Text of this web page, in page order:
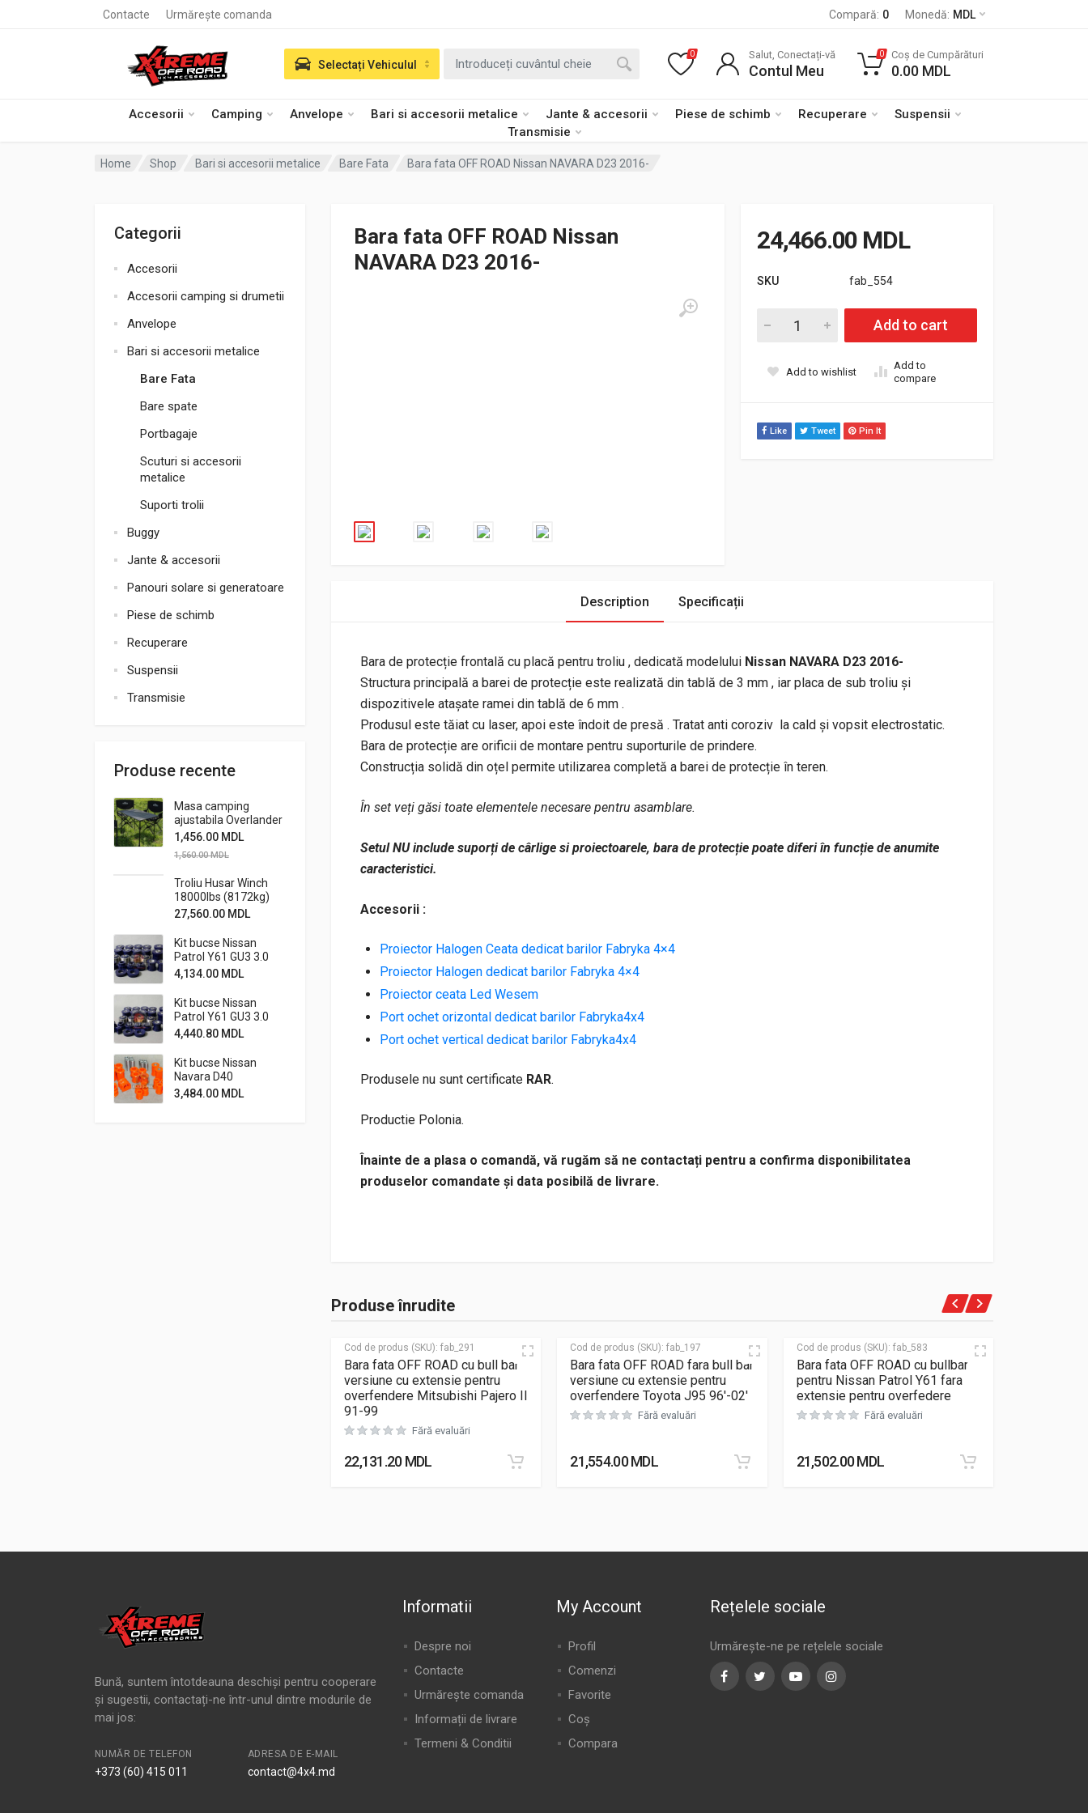
Contacte Urmărește comanda Compară: 0 Monedă: MDL
Accesorii Camping Anvelope Bari si accesorii metalice Jante & accesorii Piese de schimb Recuperare
Suspensii
Transmisie
Selectați Vehiculul
0 Salut, Conectați-vă
Contul Meu
0 Coș de Cumpărături
0.00 MDL
Home Shop Bari si accesorii metalice Bare Fata Bara fata OFF ROAD Nissan NAVARA D23 2016-
Categorii
Accesorii
Accesorii camping si drumetii
Anvelope
Bari si accesorii metalice
Bare Fata
Bare spate
Portbagaje
Scuturi si accesorii
metalice
Suporti trolii
Buggy
Jante & accesorii
Panouri solare si generatoare
Piese de schimb
Recuperare
Suspensii
Transmisie
Produse recente
Masa camping
ajustabila Overlander
1,456.00 MDL
1,560.00MDL
Troliu Husar Winch
18000lbs (8172kg)
24V
27,560.00 MDL
Kit bucse Nissan
Patrol Y61 GU3 3.0
standard cu bucse
road
4,134.00 MDL
Kit bucse Nissan
Patrol Y61 GU3 3.0
standard cu bucse
metalice+stabiliz.
off-road
4,440.80 MDL
Kit bucse Nissan
Navara D40
3,484.00 MDL
Bara fata OFF ROAD Nissan
NAVARA D23 2016-
24,466.00 MDL
SKU fab_554
Cantitate Bara fata OFF ROAD Nissan NAVARA D23 2016-
Add to cart
Add to wishlist
Add to
compare
Like Tweet Pin It
Description Specificații
Bara de protecție frontală cu placă pentru troliu , dedicată modelului Nissan NAVARA D23 2016-
Structura principală a barei de protecție este realizată din tablă de 3 mm , iar placa de sub troliu și
dispozitivele atașate ramei din tablă de 6 mm .
Produsul este tăiat cu laser, apoi este îndoit de presă . Tratat anti coroziv la cald și vopsit electrostatic.
Bara de protecție are orificii de montare pentru suporturile de prindere.
Construcția solidă din oțel permite utilizarea completă a barei de protecție în teren.
În set veți găsi toate elementele necesare pentru asamblare.
Setul NU include suporți de cârlige si proiectoarele, bara de protecție poate diferi în funcție de anumite
caracteristici.
Accesorii :
Proiector Halogen Ceata dedicat barilor Fabryka 4×4
Proiector Halogen dedicat barilor Fabryka 4×4
Proiector ceata Led Wesem
Port ochet orizontal dedicat barilor Fabryka4x4
Port ochet vertical dedicat barilor Fabryka4x4
Produsele nu sunt certificate RAR.
Productie Polonia.
Înainte de a plasa o comandă, vă rugăm să ne contactați pentru a confirma disponibilitatea
produselor comandate și data posibilă de livrare.
Produse înrudite
Cod de produs (SKU): fab_291
Bara fata OFF ROAD cu bull bar
versiune cu extensie pentru
overfendere Mitsubishi Pajero II
91-99
Fără evaluări
22,131.20MDL
Cod de produs (SKU):fab_197
Bara fata OFF ROAD fara bull bar
versiune cu extensie pentru
overfendere Toyota J95 96′-02′
Fără evaluări
21,554.00MDL
Cod de produs (SKU): fab_583
Bara fata OFF ROAD cu bullbar
pentru Nissan Patrol Y61 fara
extensie pentru overfedere
Fără evaluări
21,502.00MDL
Bună, suntem întotdeauna deschiși pentru cooperare
și sugestii, contactați-ne într-unul dintre modurile de
mai jos:
NUMĂR DE TELEFON
+373 (60) 415 011
ADRESA DE E-MAIL
contact@4x4.md
Informatii
Despre noi
Contacte
Urmărește comanda
Informații de livrare
Termeni & Conditii
My Account
Profil
Comenzi
Favorite
Coș
Compara
Rețelele sociale
Urmărește-ne pe rețelele sociale
FacebookTwitterYoutubeInstagram